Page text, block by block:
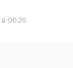
06:26